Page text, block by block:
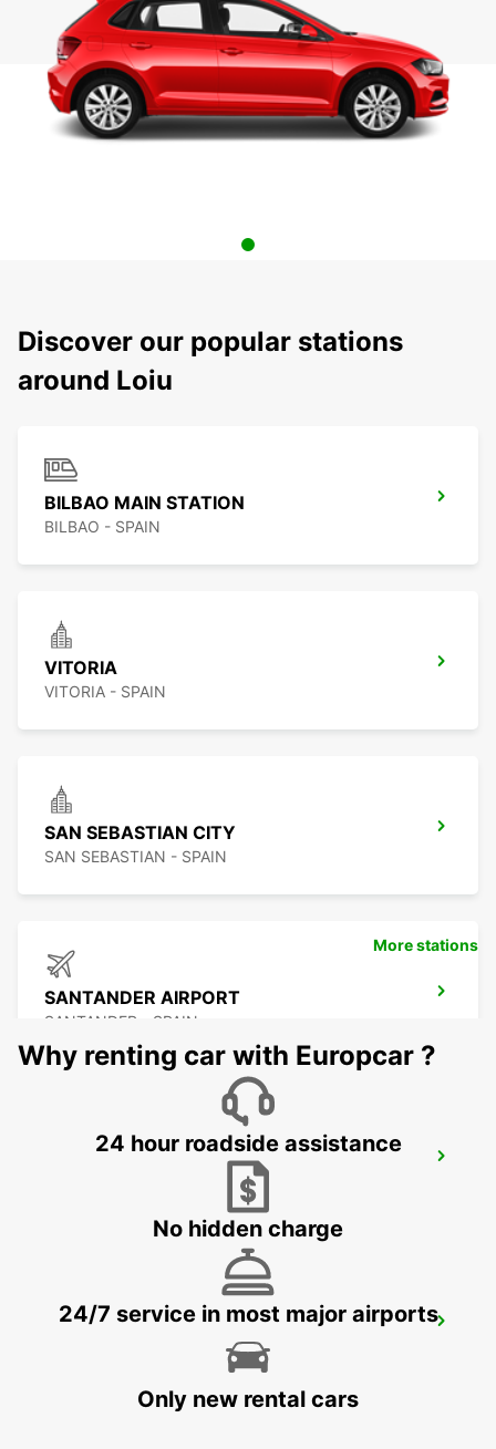
Discover our popular stations
around Loiu
BILBAO MAIN STATION
BILBAO - SPAIN
VITORIA
VITORIA - SPAIN
SAN SEBASTIAN CITY
SAN SEBASTIAN - SPAIN
SANTANDER AIRPORT
SANTANDER - SPAIN
SAN SEBASTIAN AIRPORT
LOGRONO MAIN STATION
More stations
Why renting car with Europcar ?
24 hour roadside assistance
No hidden charge
24/7 service in most major airports
Only new rental cars